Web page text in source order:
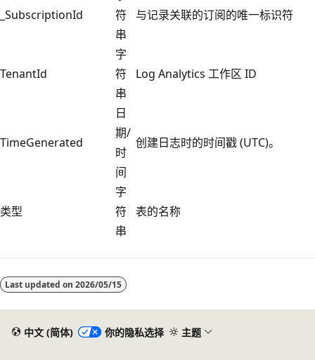
_SubscriptionId
符
串
与记录关联的订阅的唯一标识符
TenantId
字
符
串
Log Analytics 工作区 ID
TimeGenerated
日
期/
时
间
创建日志时的时间戳 (UTC)。
类型
字
符
串
表的名称
模
式
Last updated on 2026/05/15
中文 (简体) 你的隐私选择 主题